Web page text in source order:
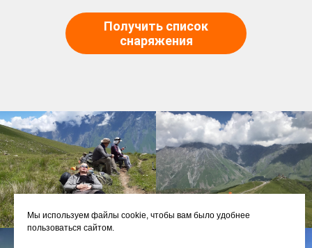
Получить список
снаряжения
Мы используем файлы cookie, чтобы вам было удобнее
пользоваться сайтом.